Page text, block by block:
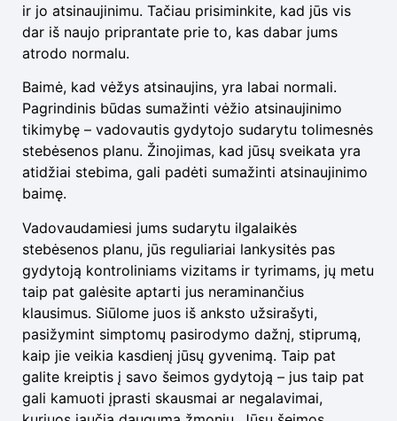
ir jo atsinaujinimu. Tačiau prisiminkite, kad jūs vis
dar iš naujo priprantate prie to, kas dabar jums
atrodo normalu.
Baimė, kad vėžys atsinaujins, yra labai normali.
Pagrindinis būdas sumažinti vėžio atsinaujinimo
tikimybę – vadovautis gydytojo sudarytu tolimesnės
stebėsenos planu. Žinojimas, kad jūsų sveikata yra
atidžiai stebima, gali padėti sumažinti atsinaujinimo
baimę.
Vadovaudamiesi jums sudarytu ilgalaikės
stebėsenos planu, jūs reguliariai lankysitės pas
gydytoją kontroliniams vizitams ir tyrimams, jų metu
taip pat galėsite aptarti jus neraminančius
klausimus. Siūlome juos iš anksto užsirašyti,
pasižymint simptomų pasirodymo dažnį, stiprumą,
kaip jie veikia kasdienį jūsų gyvenimą. Taip pat
galite kreiptis į savo šeimos gydytoją – jus taip pat
gali kamuoti įprasti skausmai ar negalavimai,